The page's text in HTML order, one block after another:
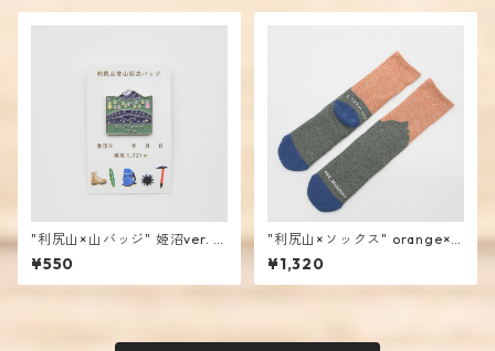
"利尻山×山バッジ" 姫沼ver. /
mencoiworks
¥550
"利尻山×ソックス" orange×g
reen / mencoiworks
¥1,320